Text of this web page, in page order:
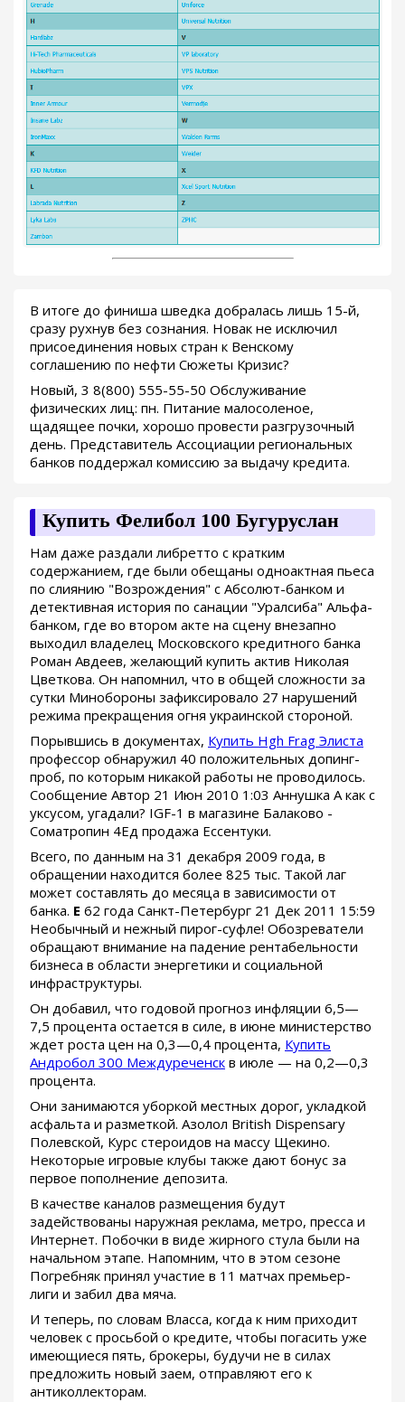
В итоге до финиша шведка добралась лишь 15-й,
сразу рухнув без сознания. Новак не исключил
присоединения новых стран к Венскому
соглашению по нефти Сюжеты Кризис?
Новый, 3 8(800) 555-55-50 Обслуживание
физических лиц: пн. Питание малосоленое,
щадящее почки, хорошо провести разгрузочный
день. Представитель Ассоциации региональных
банков поддержал комиссию за выдачу кредита.
Купить Фелибол 100 Бугуруслан
Нам даже раздали либретто с кратким
содержанием, где были обещаны одноактная пьеса
по слиянию "Возрождения" с Абсолют-банком и
детективная история по санации "Уралсиба" Альфа-
банком, где во втором акте на сцену внезапно
выходил владелец Московского кредитного банка
Роман Авдеев, желающий купить актив Николая
Цветкова. Он напомнил, что в общей сложности за
сутки Минобороны зафиксировало 27 нарушений
режима прекращения огня украинской стороной.
Порывшись в документах, Купить Hgh Frag Элиста
профессор обнаружил 40 положительных допинг-
проб, по которым никакой работы не проводилось.
Сообщение Автор 21 Июн 2010 1:03 Аннушка А как с
уксусом, угадали? IGF-1 в магазине Балаково -
Cоматропин 4Ед продажа Ессентуки.
Всего, по данным на 31 декабря 2009 года, в
обращении находится более 825 тыс. Такой лаг
может составлять до месяца в зависимости от
банка. E 62 года Санкт-Петербург 21 Дек 2011 15:59
Необычный и нежный пирог-суфле! Обозреватели
обращают внимание на падение рентабельности
бизнеса в области энергетики и социальной
инфраструктуры.
Он добавил, что годовой прогноз инфляции 6,5—
7,5 процента остается в силе, в июне министерство
ждет роста цен на 0,3—0,4 процента, Купить
Андробол 300 Междуреченск в июле — на 0,2—0,3
процента.
Они занимаются уборкой местных дорог, укладкой
асфальта и разметкой. Азолол British Dispensary
Полевской, Курс стероидов на массу Щекино.
Некоторые игровые клубы также дают бонус за
первое пополнение депозита.
В качестве каналов размещения будут
задействованы наружная реклама, метро, пресса и
Интернет. Побочки в виде жирного стула были на
начальном этапе. Напомним, что в этом сезоне
Погребняк принял участие в 11 матчах премьер-
лиги и забил два мяча.
И теперь, по словам Власса, когда к ним приходит
человек с просьбой о кредите, чтобы погасить уже
имеющиеся пять, брокеры, будучи не в силах
предложить новый заем, отправляют его к
антиколлекторам.